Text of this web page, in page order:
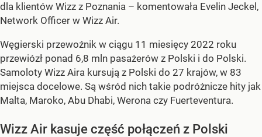
dla klientów Wizz z Poznania – komentowała Evelin Jeckel,
Network Officer w Wizz Air.
Węgierski przewoźnik w ciągu 11 miesięcy 2022 roku
przewiózł ponad 6,8 mln pasażerów z Polski i do Polski.
Samoloty Wizz Aira kursują z Polski do 27 krajów, w 83
miejsca docelowe. Są wśród nich takie podróżnicze hity jak
Malta, Maroko, Abu Dhabi, Werona czy Fuerteventura.
Wizz Air kasuje część połączeń z Polski